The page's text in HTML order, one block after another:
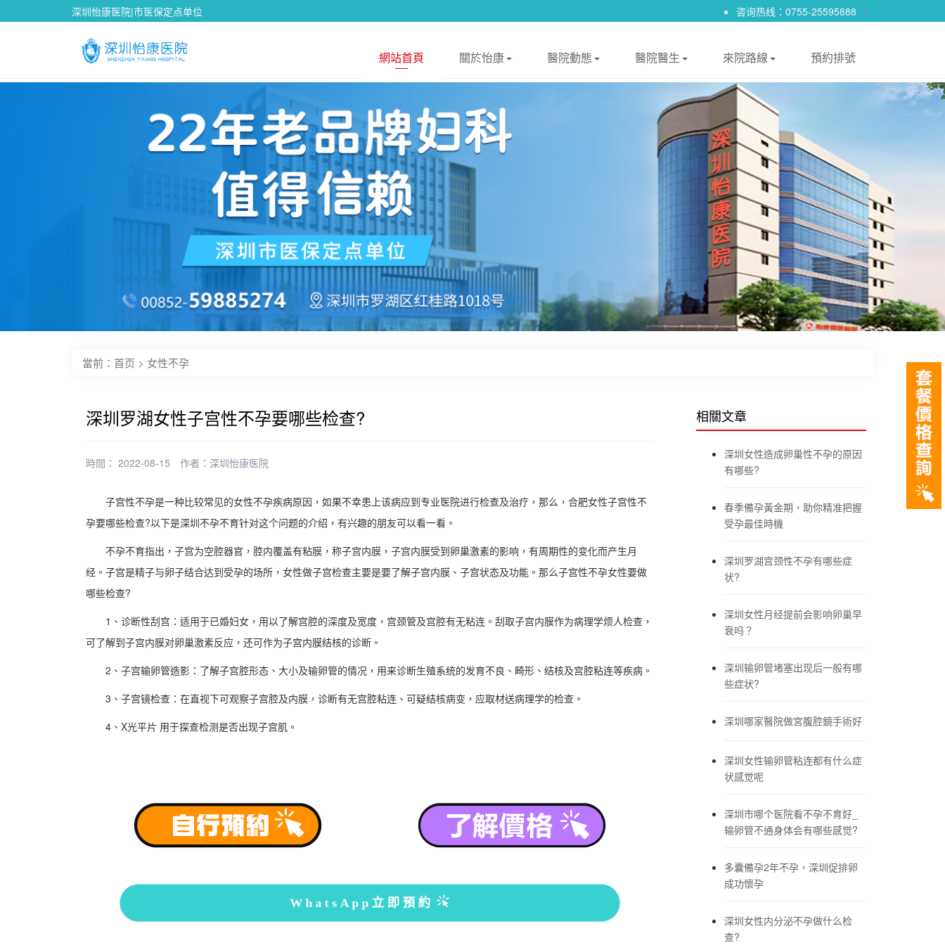
深圳怡康医院|市医保定点单位 咨询热线：0755-25595888 |
網站首頁 關於怡康 醫院動態 醫院醫生 來院路線 預約排號
當前： 首页 > 女性不孕
深圳罗湖女性子宫性不孕要哪些检查?
時間： 2022-08-15 作者： 深圳怡康医院
子宫性不孕是一种比较常见的女性不孕疾病原因，如果不幸患上该病应到专业医院进行检查及治疗，那么，合肥女性子宫性不
孕要哪些检查?以下是深圳不孕不育针对这个问题的介绍，有兴趣的朋友可以看一看。
不孕不育指出，子宫为空腔器官，腔内覆盖有粘膜，称子宫内膜，子宫内膜受到卵巢激素的影响，有周期性的变化而产生月
经。子宫是精子与卵子结合达到受孕的场所，女性做子宫检查主要是要了解子宫内膜、子宫状态及功能。那么子宫性不孕女性要做
哪些检查?
1、诊断性刮宫：适用于已婚妇女，用以了解宫腔的深度及宽度，宫颈管及宫腔有无粘连。刮取子宫内膜作为病理学烦人检查，
可了解到子宫内膜对卵巢激素反应，还可作为子宫内膜结核的诊断。
2、子宫输卵管造影：了解子宫腔形态、大小及输卵管的情况，用来诊断生殖系统的发育不良、畸形、结核及宫腔粘连等疾病。
3、子宫镜检查：在直视下可观察子宫腔及内膜，诊断有无宫腔粘连、可疑结核病变，应取材送病理学的检查。
4、X光平片 用于探查检测是否出现子宫肌。
WhatsApp立即預約
相關文章
深圳女性造成卵巢性不孕的原因
有哪些?
春季備孕黃金期，助你精准把握
受孕最佳時機
深圳罗湖宫颈性不孕有哪些症
状?
深圳女性月经提前会影响卵巢早
衰吗？
深圳输卵管堵塞出现后一般有哪
些症状?
深圳哪家醫院做宮腹腔鏡手術好
深圳女性输卵管粘连都有什么症
状感觉呢
深圳市哪个医院看不孕不育好_
输卵管不通身体会有哪些感觉?
多囊備孕2年不孕，深圳促排卵
成功懷孕
深圳女性内分泌不孕做什么检
查?